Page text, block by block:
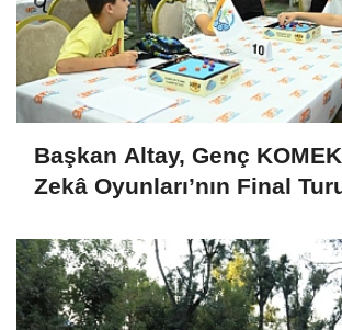
Başkan Altay, Genç
Zekâ Oyunları’nın Final